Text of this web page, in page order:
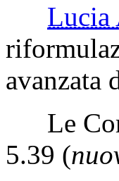
avanzata
Le
5.39 (